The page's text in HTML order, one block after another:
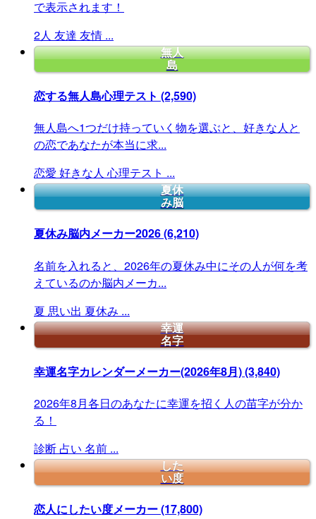
で表示されます！
2人 友達 友情 ...
無人
島
恋する無人島心理テスト (2,590)
無人島へ1つだけ持っていく物を選ぶと、好きな人と
の恋であなたが本当に求...
恋愛 好きな人 心理テスト ...
夏休
み脳
夏休み脳内メーカー2026(6,210)
名前を入れると、2026年の夏休み中にその人が何を考
えているのか脳内メーカ...
夏 思い出 夏休み ...
幸運
名字
幸運名字カレンダーメーカー(2026年8月)(3,840)
2026年8月各日のあなたに幸運を招く人の苗字が分か
る！
診断 占い 名前 ...
した
い度
恋人にしたい度メーカー(17,800)